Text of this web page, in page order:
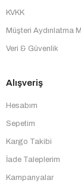
KVKK
Müşteri Aydınlatma
Veri & Güvenlik
Alışveriş
Hesabım
Sepetim
Kargo Takibi
İade Taleplerim
Kampanyalar